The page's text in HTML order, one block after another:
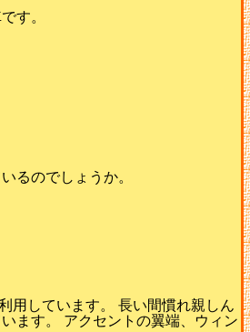
す。
るのでしょうか。
用しています。 長い間慣れ親しん
ます。 アクセントの翼端、ウィン